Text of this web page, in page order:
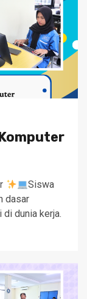
Siswa
dasar
dunia kerja.